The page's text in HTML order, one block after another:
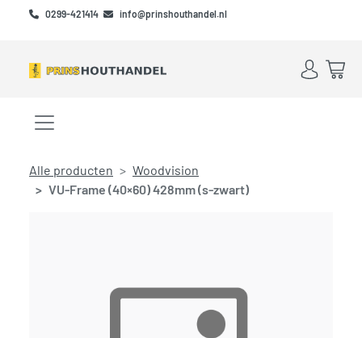
Skip to main content
Skip to footer
0299-421414 info@prinshouthandel.nl
Account
Menu openen/sluiten
Alle producten
Woodvision
VU-Frame (40×60) 428mm (s-zwart)